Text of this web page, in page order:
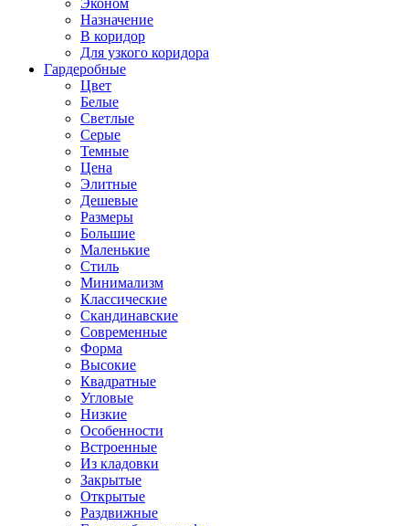
Эконом
Назначение
В коридор
Для узкого коридора
Гардеробные
Цвет
Белые
Светлые
Серые
Темные
Цена
Элитные
Дешевые
Размеры
Большие
Маленькие
Стиль
Минимализм
Классические
Скандинавские
Современные
Форма
Высокие
Квадратные
Угловые
Низкие
Особенности
Встроенные
Из кладовки
Закрытые
Открытые
Раздвижные